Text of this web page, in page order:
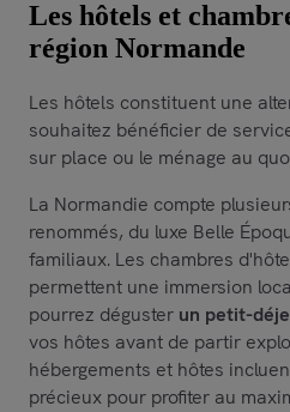
Les hôtels et
région Normande
Les hôtels constituent une
souhaitez bénéficier de
sur place ou le ménage au
La Normandie compte
renommés, du luxe Belle
familiaux. Les chambres
permettent une immersion
pourrez déguster un petit-
vos hôtes avant de partir
hébergements et hôtes
précieux pour profiter au